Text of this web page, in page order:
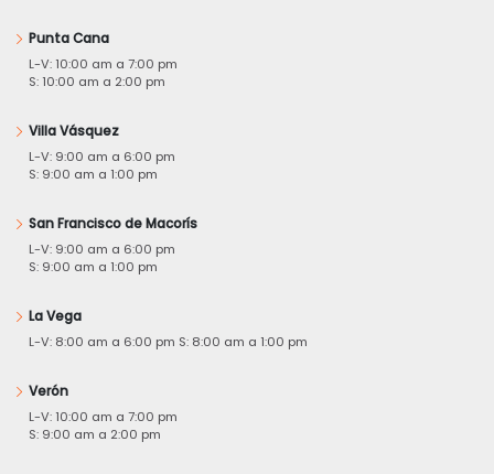
Punta Cana
L-V: 10:00 am a 7:00 pm
S: 10:00 am a 2:00 pm
Villa Vásquez
L-V: 9:00 am a 6:00 pm
S: 9:00 am a 1:00 pm
San Francisco de Macorís
L-V: 9:00 am a 6:00 pm
S: 9:00 am a 1:00 pm
La Vega
L-V: 8:00 am a 6:00 pm S: 8:00 am a 1:00 pm
Verón
L-V: 10:00 am a 7:00 pm
S: 9:00 am a 2:00 pm